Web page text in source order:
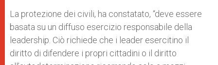
La protezione dei civili, ha constatato, “deve essere
basata su un diffuso esercizio responsabile della
leadership. Ciò richiede che i leader esercitino il
diritto di difendere i propri cittadini o il diritto